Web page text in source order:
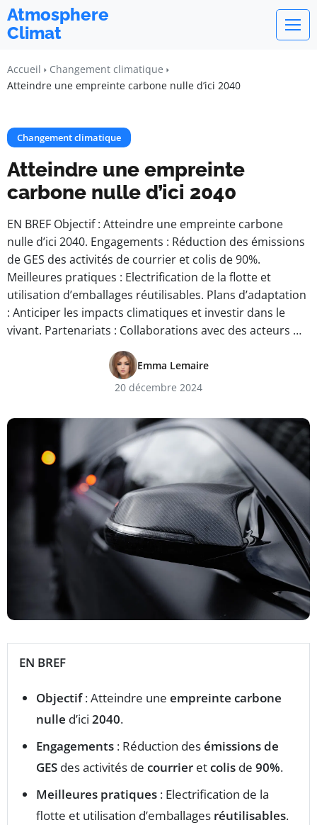
Atmosphere
Climat
Accueil
Changement climatique
Atteindre une empreinte carbone nulle d’ici 2040
Changement climatique
Atteindre une empreinte
carbone nulle d’ici 2040
EN BREF Objectif : Atteindre une empreinte carbone
nulle d’ici 2040. Engagements : Réduction des émissions
de GES des activités de courrier et colis de 90%.
Meilleures pratiques : Electrification de la flotte et
utilisation d’emballages réutilisables. Plans d’adaptation
: Anticiper les impacts climatiques et investir dans le
vivant. Partenariats : Collaborations avec des acteurs …
Emma Lemaire
20 décembre 2024
EN BREF
Objectif: Atteindre une empreinte carbone
nulle d’ici 2040.
Engagements : Réduction desémissions de
GES des activités de courrier etcolis de 90%.
Meilleures pratiques : Electrification de la
flotte et utilisation d’emballages réutilisables.